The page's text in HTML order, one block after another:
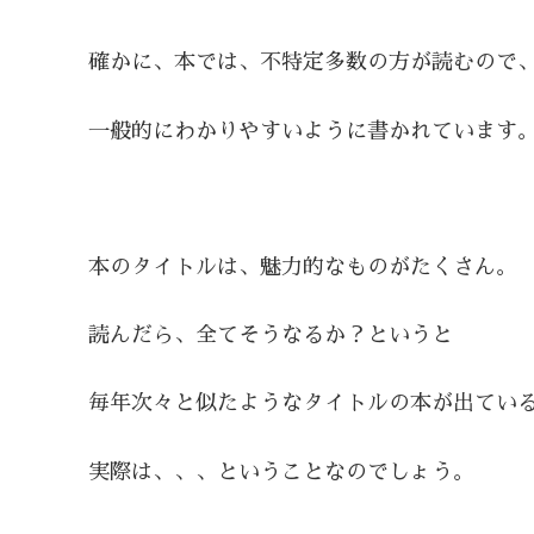
確かに、本では、不特定多数の方が読むので、
一般的にわかりやすいように書かれています。
本のタイトルは、魅力的なものがたくさん。
読んだら、全てそうなるか？というと
毎年次々と似たようなタイトルの本が出てい
実際は、、、ということなのでしょう。